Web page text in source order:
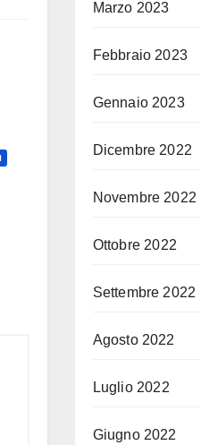
Marzo 2023
Febbraio 2023
Gennaio 2023
Dicembre 2022
Novembre 2022
Ottobre 2022
Settembre 2022
Agosto 2022
Luglio 2022
Giugno 2022